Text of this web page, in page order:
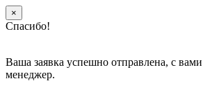
×
Спасибо!
Ваша заявка успешно отправлена, с
менеджер.